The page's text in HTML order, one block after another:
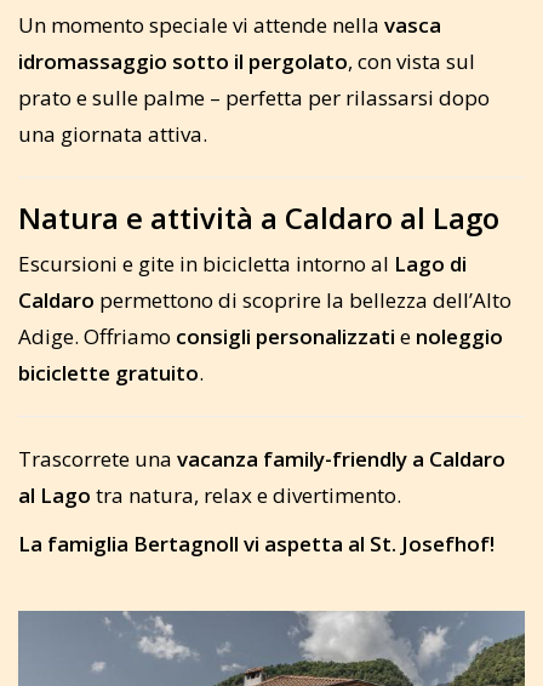
Un momento speciale vi attende nella vasca
idromassaggio sotto il pergolato, con vista sul
prato e sulle palme – perfetta per rilassarsi dopo
una giornata attiva.
Natura e attività a Caldaro al Lago
Escursioni e gite in bicicletta intorno al Lago di
Caldaro permettono di scoprire la bellezza dell’Alto
Adige. Offriamo consigli personalizzati e noleggio
biciclette gratuito.
Trascorrete una vacanza family-friendly a Caldaro
al Lago tra natura, relax e divertimento.
La famiglia Bertagnoll vi aspetta al St. Josefhof!